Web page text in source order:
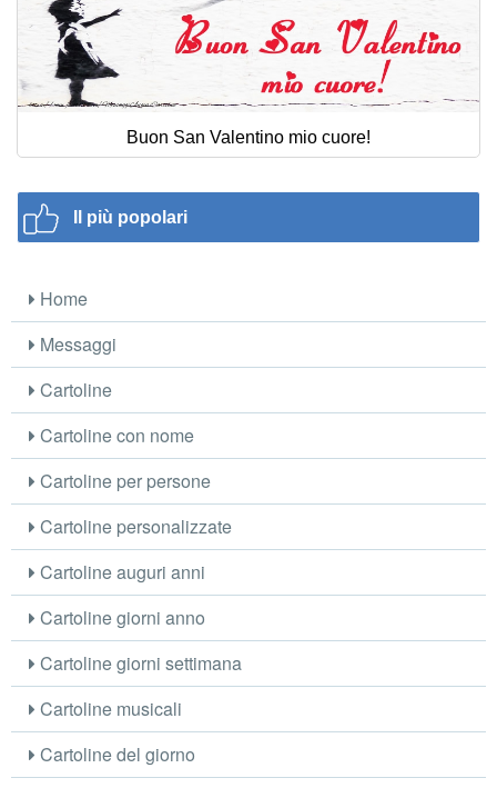
Buon San Valentino mio cuore!
Il più popolari
Home
Messaggi
Cartoline
Cartoline con nome
Cartoline per persone
Cartoline personalizzate
Cartoline auguri anni
Cartoline giorni anno
Cartoline giorni settimana
Cartoline musicali
Cartoline del giorno